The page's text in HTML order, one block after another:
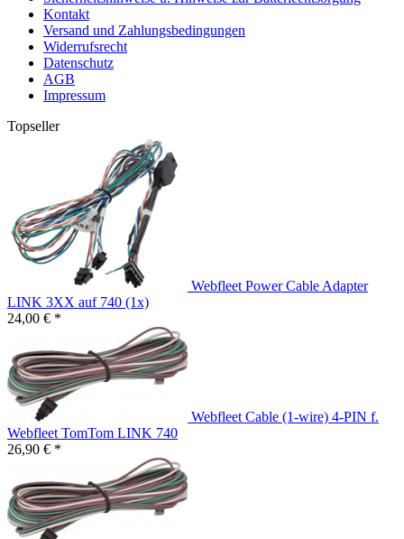
Kontakt
Versand und Zahlungsbedingungen
Widerrufsrecht
Datenschutz
AGB
Impressum
Topseller
Webfleet Power Cable Adapter
LINK 3XX auf 740 (1x)
24,00 € *
Webfleet Cable (1-wire) 4-PIN f.
Webfleet TomTom LINK 740
26,90 € *